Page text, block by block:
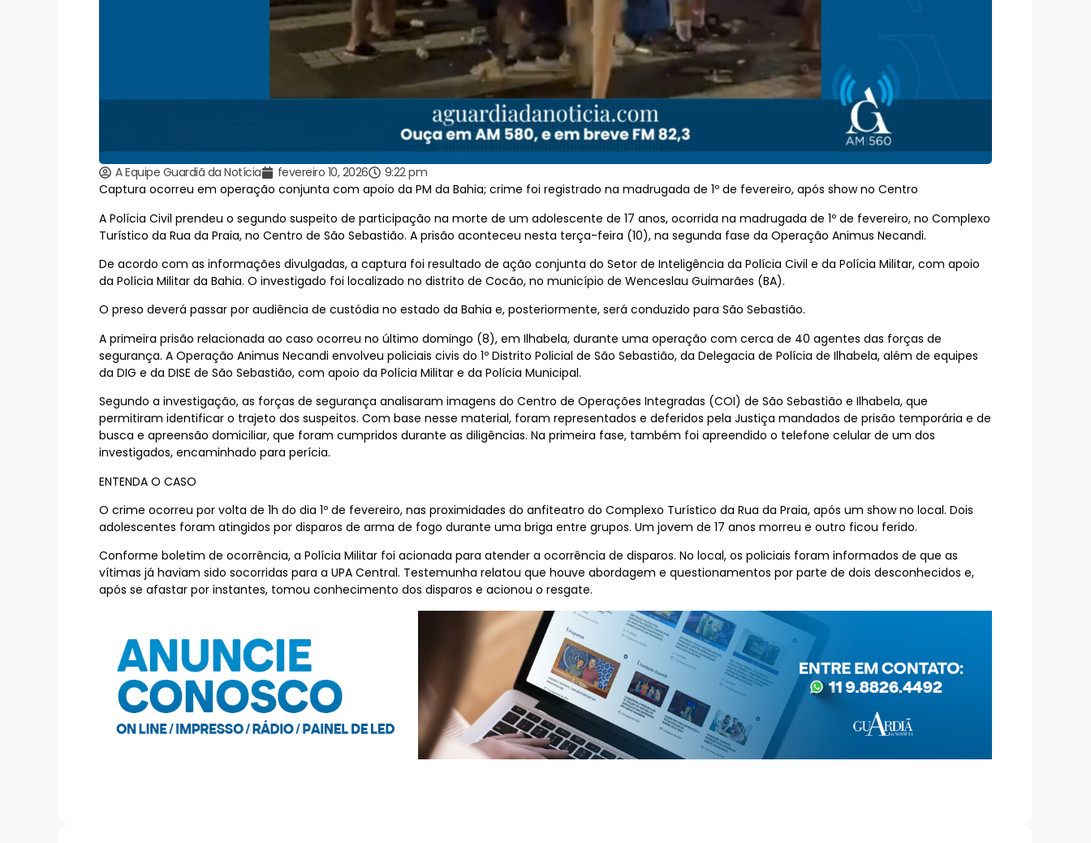
A Equipe Guardiã da Notícia fevereiro 10, 2026
9:22 pm
Captura ocorreu em operação conjunta com apoio da PM da Bahia; crime foi registrado na madrugada de 1º de fevereiro, após show no Centro
A Polícia Civil prendeu o segundo suspeito de participação na morte de um adolescente de 17 anos, ocorrida na madrugada de 1º de fevereiro, no Complexo
Turístico da Rua da Praia, no Centro de São Sebastião. A prisão aconteceu nesta terça-feira (10), na segunda fase da Operação Animus Necandi.
De acordo com as informações divulgadas, a captura foi resultado de ação conjunta do Setor de Inteligência da Polícia Civil e da Polícia Militar, com apoio
da Polícia Militar da Bahia. O investigado foi localizado no distrito de Cocão, no município de Wenceslau Guimarães (BA).
O preso deverá passar por audiência de custódia no estado da Bahia e, posteriormente, será conduzido para São Sebastião.
A primeira prisão relacionada ao caso ocorreu no último domingo (8), em Ilhabela, durante uma operação com cerca de 40 agentes das forças de
segurança. A Operação Animus Necandi envolveu policiais civis do 1º Distrito Policial de São Sebastião, da Delegacia de Polícia de Ilhabela, além de equipes
da DIG e da DISE de São Sebastião, com apoio da Polícia Militar e da Polícia Municipal.
Segundo a investigação, as forças de segurança analisaram imagens do Centro de Operações Integradas (COI) de São Sebastião e Ilhabela, que
permitiram identificar o trajeto dos suspeitos. Com base nesse material, foram representados e deferidos pela Justiça mandados de prisão temporária e de
busca e apreensão domiciliar, que foram cumpridos durante as diligências. Na primeira fase, também foi apreendido o telefone celular de um dos
investigados, encaminhado para perícia.
ENTENDA O CASO
O crime ocorreu por volta de 1h do dia 1º de fevereiro, nas proximidades do anfiteatro do Complexo Turístico da Rua da Praia, após um show no local. Dois
adolescentes foram atingidos por disparos de arma de fogo durante uma briga entre grupos. Um jovem de 17 anos morreu e outro ficou ferido.
Conforme boletim de ocorrência, a Polícia Militar foi acionada para atender a ocorrência de disparos. No local, os policiais foram informados de que as
vítimas já haviam sido socorridas para a UPA Central. Testemunha relatou que houve abordagem e questionamentos por parte de dois desconhecidos e,
após se afastar por instantes, tomou conhecimento dos disparos e acionou o resgate.